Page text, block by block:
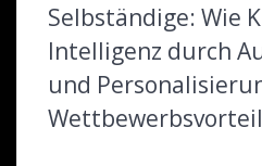
Selbständige: Wie
Intelligenz durch
und